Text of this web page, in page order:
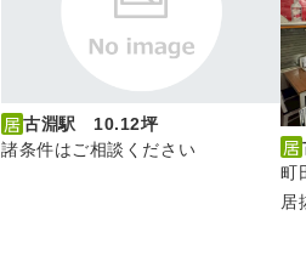
古淵駅 10.12坪
諸条件はご相談ください
町
居